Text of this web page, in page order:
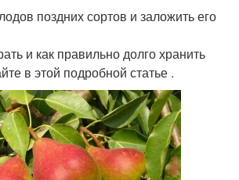
поздних сортов и заложить его
и как правильно долго хранить
в этой подробной статье .